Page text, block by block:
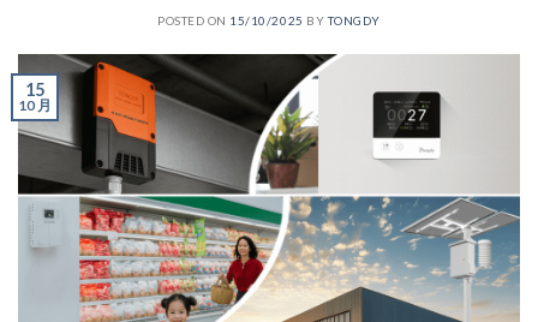
POSTED ON 15/10/2025 BYTONGDY
15
10 月